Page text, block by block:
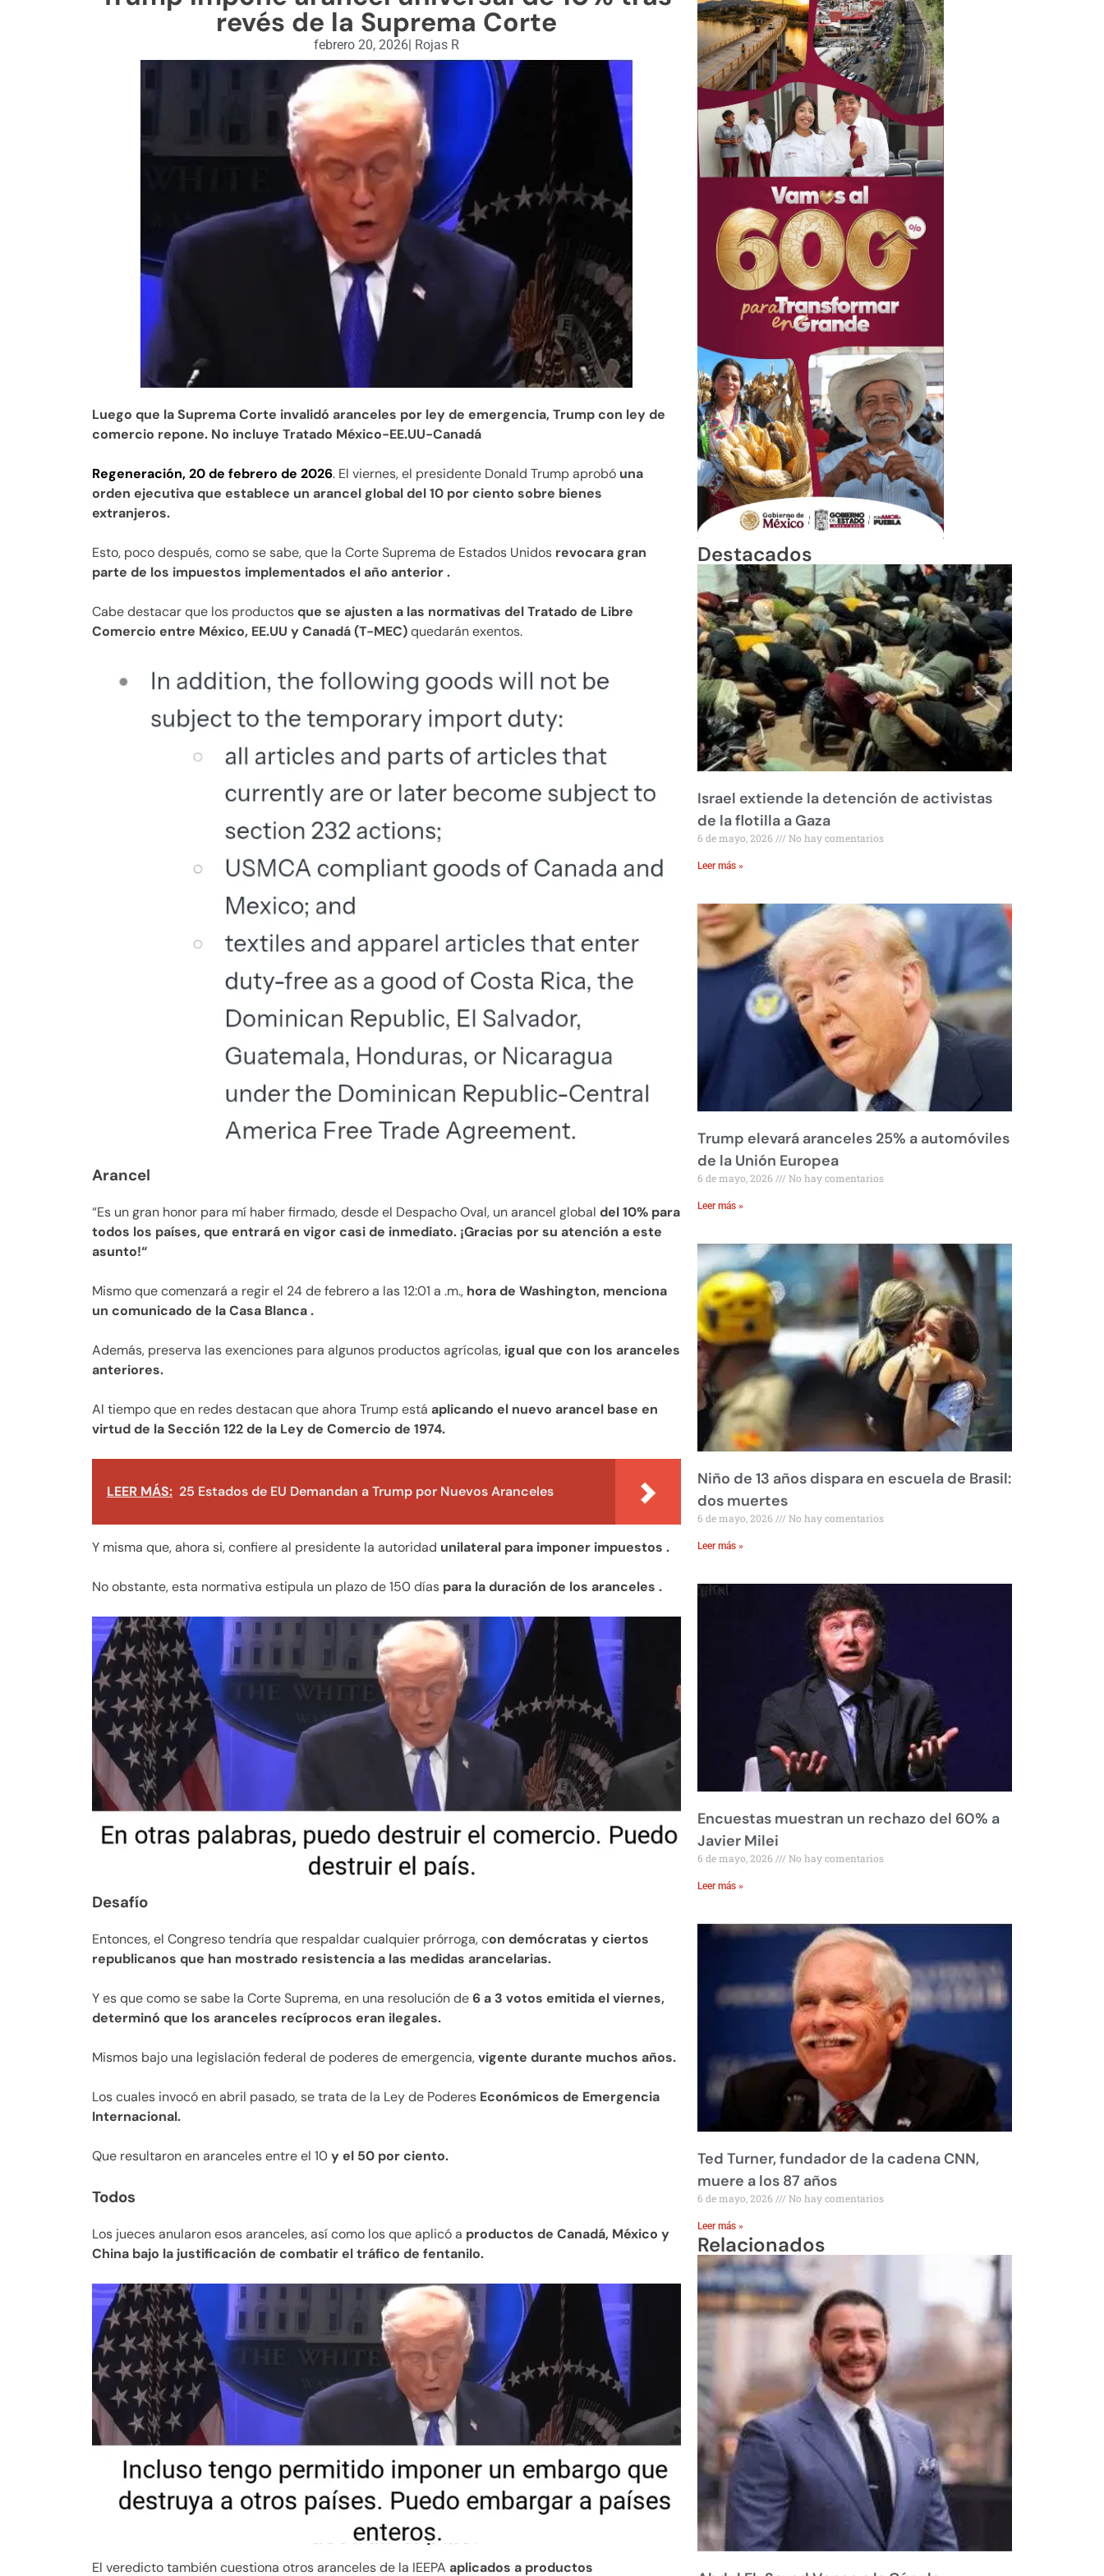
revés de la Suprema Corte
febrero 20, 2026| Rojas R
Luego que la Suprema Corte invalidó aranceles por ley de emergencia, Trump con ley de
comercio repone. No incluye Tratado México-EE.UU-Canadá
Regeneración, 20 de febrero de 2026. El viernes, el presidente Donald Trump aprobó una
orden ejecutiva que establece un arancel global del 10 por ciento sobre bienes
extranjeros.
Esto, poco después, como se sabe, que la Corte Suprema de Estados Unidos revocara gran
parte de los impuestos implementados el año anterior .
Cabe destacar que los productosque se ajusten a las normativas del Tratado de Libre
Comercio entre México, EE.UU y Canadá (T-MEC)quedarán exentos.
Arancel
“Es un gran honor para mí haber firmado, desde el Despacho Oval, un arancel global del 10% para
todos los países, que entrará en vigor casi de inmediato. ¡Gracias por su atención a este
asunto!“
Mismo que comenzará a regir el 24 de febrero a las 12:01 a .m., hora de Washington, menciona
un comunicado de la Casa Blanca .
Además, preserva las exenciones para algunos productos agrícolas, igual que con los aranceles
anteriores.
Al tiempo que en redes destacan que ahora Trump está aplicando el nuevo arancel base en
virtud de la Sección 122 de la Ley de Comercio de 1974.
LEER MÁS: 25 Estados de EU Demandan a Trump por Nuevos Aranceles
Y misma que, ahora si, confiere al presidente la autoridad unilateral para imponer impuestos .
No obstante, esta normativa estipula un plazo de 150 días para la duración de los aranceles .
Desafío
Entonces, el Congreso tendría que respaldar cualquier prórroga, con demócratas y ciertos
republicanos que han mostrado resistencia a las medidas arancelarias.
Y es que como se sabe la Corte Suprema, en una resolución de6 a 3 votos emitida el viernes,
determinó que los aranceles recíprocos eran ilegales.
Mismos bajo una legislación federal de poderes de emergencia,vigente durante muchos años.
Los cuales invocó en abril pasado, se trata de la Ley de Poderes Económicos de Emergencia
Internacional.
Que resultaron en aranceles entre el 10y el 50 por ciento.
Todos
Los jueces anularon esos aranceles, así como los que aplicó a productos de Canadá, México y
China bajo la justificación de combatir el tráfico de fentanilo.
El veredicto también cuestiona otros aranceles de la IEEPA aplicados a productos
Destacados
Israel extiende la detención de activistas
de la flotilla a Gaza
6 de mayo, 2026 No hay comentarios
Leer más »
Trump elevará aranceles 25% a automóviles
de la Unión Europea
6 de mayo, 2026 No hay comentarios
Leer más »
Niño de 13 años dispara en escuela de Brasil:
dos muertes
6 de mayo, 2026 No hay comentarios
Leer más »
Encuestas muestran un rechazo del 60% a
Javier Milei
6 de mayo, 2026 No hay comentarios
Leer más »
Ted Turner, fundador de la cadena CNN,
muere a los 87 años
6 de mayo, 2026 No hay comentarios
Leer más »
Relacionados